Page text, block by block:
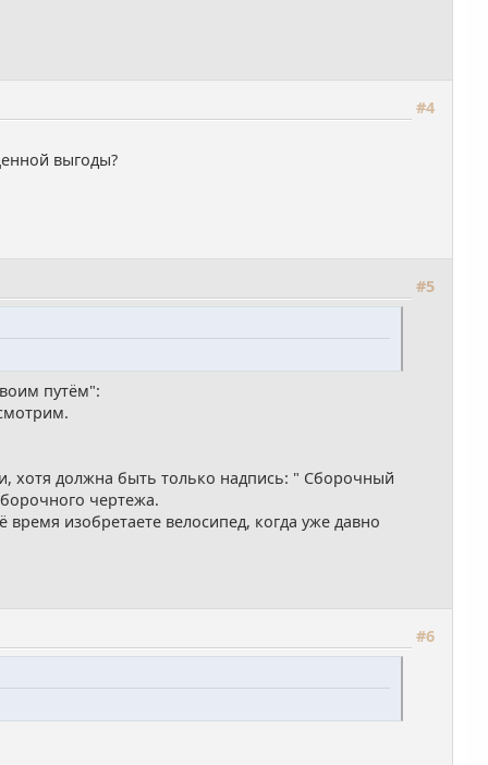
#4
выгоды?
#5
путём":
хотя должна быть только надпись: " Сборочный
чертежа.
изобретаете велосипед, когда уже давно
#6